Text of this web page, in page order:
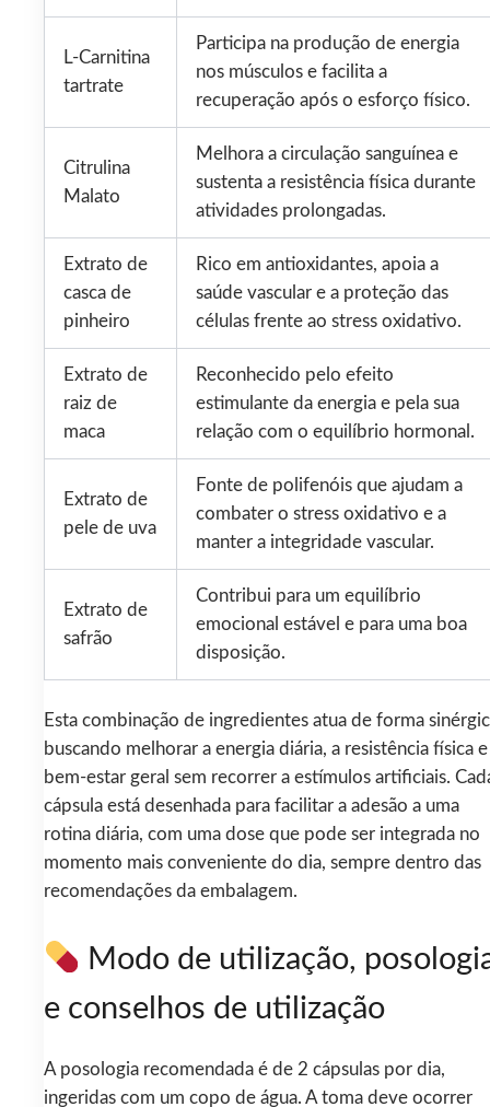
L-Carnitina
tartrate
Participa na produção de energia
nos músculos e facilita a
recuperação após o esforço físico.
Citrulina
Malato
Melhora a circulação sanguínea e
sustenta a resistência física durante
atividades prolongadas.
Extrato de
casca de
pinheiro
Rico em antioxidantes, apoia a
saúde vascular e a proteção das
células frente ao stress oxidativo.
Extrato de
raiz de
maca
Reconhecido pelo efeito
estimulante da energia e pela sua
relação com o equilíbrio hormonal.
Extrato de
pele de uva
Fonte de polifenóis que ajudam a
combater o stress oxidativo e a
manter a integridade vascular.
Extrato de
safrão
Contribui para um equilíbrio
emocional estável e para uma boa
disposição.
Esta combinação de ingredientes atua de forma
buscando melhorar a energia diária, a resistência física
bem‑estar geral sem recorrer a estímulos artificiais.
cápsula está desenhada para facilitar a adesão a uma
rotina diária, com uma dose que pode ser integrada no
momento mais conveniente do dia, sempre dentro das
recomendações da embalagem.
Modo de utilização,
e conselhos de utilização
A posologia recomendada é de 2 cápsulas por dia,
ingeridas com um copo de água. A toma deve ocorrer